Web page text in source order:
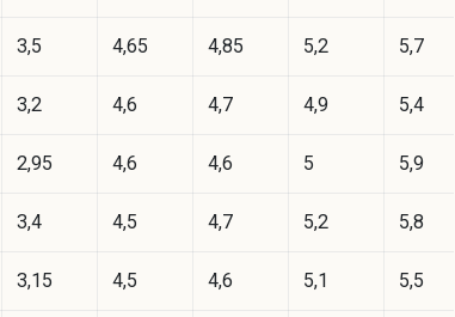
3,5 4,65 4,85 5,2 5,7
3,2 4,6 4,7 4,9 5,4
2,95 4,6 4,6 5 5,9
3,4 4,5 4,7 5,2 5,8
3,15 4,5 4,6 5,1 5,5